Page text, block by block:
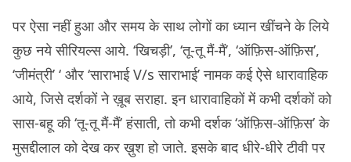
पर ऐसा नहीं हुआ और समय के साथ लोगों का ध्यान खींचने के लिये
कुछ नये सीरियल्स आये. ‘खिचड़ी’, ‘तू-तू मैं-मैं’, ‘ऑफ़िस-ऑफ़िस’,
‘जीमंत्री’ ‘ और ‘साराभाई V/s साराभाई’ नामक कई ऐसे धारावाहिक
आये, जिसे दर्शकों ने ख़ूब सराहा. इन धारावाहिकों में कभी दर्शकों को
सास-बहू की ‘तू-तू मैं-मैं’ हंसाती, तो कभी दर्शक ‘ऑफ़िस-ऑफ़िस’ के
मुसद्दीलाल को देख कर ख़ुश हो जाते. इसके बाद धीरे-धीरे टीवी पर